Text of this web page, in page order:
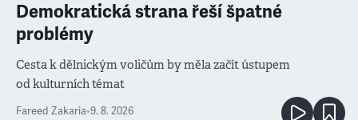
Demokratická strana řeší špatné
problémy
Cesta k dělnickým voličům by měla začít ústupem
od kulturních témat
Fareed Zakaria•9. 8. 2026